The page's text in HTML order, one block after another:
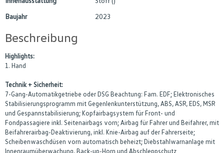
Baujahr
2023
Beschreibung
Highlights:
1. Hand
Technik + Sicherheit:
7-Gang-Automatikgetriebe oder DSG Beachtung: Fam. EDF; Elektronisches
Stabilisierungsprogramm mit Gegenlenkunterstützung, ABS, ASR, EDS, MSR
und Gespannstabilisierung; Kopfairbagsystem für Front- und
Fondpassagiere inkl. Seitenairbags vorn; Airbag für Fahrer und Beifahrer, mit
Beifahrerairbag-Deaktivierung, inkl. Knie-Airbag auf der Fahrerseite;
Scheibenwaschdüsen vorn automatisch beheizt; Diebstahlwarnanlage mit
Innenraumüberwachung, Back-up-Horn und Abschleppschutz